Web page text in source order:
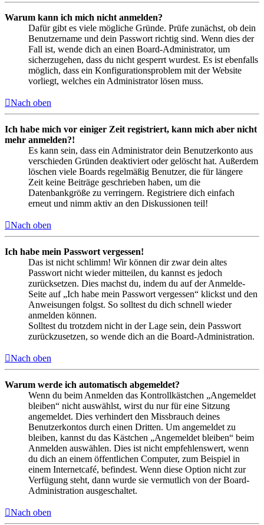
Warum kann ich mich nicht anmelden?
Dafür gibt es viele mögliche Gründe. Prüfe zunächst, ob dein
Benutzername und dein Passwort richtig sind. Wenn dies der
Fall ist, wende dich an einen Board-Administrator, um
sicherzugehen, dass du nicht gesperrt wurdest. Es ist ebenfalls
möglich, dass ein Konfigurationsproblem mit der Website
vorliegt, welches ein Administrator lösen muss.
Nach oben
Ich habe mich vor einiger Zeit registriert, kann mich aber nicht
mehr anmelden?!
Es kann sein, dass ein Administrator dein Benutzerkonto aus
verschieden Gründen deaktiviert oder gelöscht hat. Außerdem
löschen viele Boards regelmäßig Benutzer, die für längere
Zeit keine Beiträge geschrieben haben, um die
Datenbankgröße zu verringern. Registriere dich einfach
erneut und nimm aktiv an den Diskussionen teil!
Nach oben
Ich habe mein Passwort vergessen!
Das ist nicht schlimm! Wir können dir zwar dein altes
Passwort nicht wieder mitteilen, du kannst es jedoch
zurücksetzen. Dies machst du, indem du auf der Anmelde-
Seite auf „Ich habe mein Passwort vergessen“ klickst und den
Anweisungen folgst. So solltest du dich schnell wieder
anmelden können.
Solltest du trotzdem nicht in der Lage sein, dein Passwort
zurückzusetzen, so wende dich an die Board-Administration.
Nach oben
Warum werde ich automatisch abgemeldet?
Wenn du beim Anmelden das Kontrollkästchen „Angemeldet
bleiben“ nicht auswählst, wirst du nur für eine Sitzung
angemeldet. Dies verhindert den Missbrauch deines
Benutzerkontos durch einen Dritten. Um angemeldet zu
bleiben, kannst du das Kästchen „Angemeldet bleiben“ beim
Anmelden auswählen. Dies ist nicht empfehlenswert, wenn
du dich an einem öffentlichen Computer, zum Beispiel in
einem Internetcafé, befindest. Wenn diese Option nicht zur
Verfügung steht, dann wurde sie vermutlich von der Board-
Administration ausgeschaltet.
Nach oben